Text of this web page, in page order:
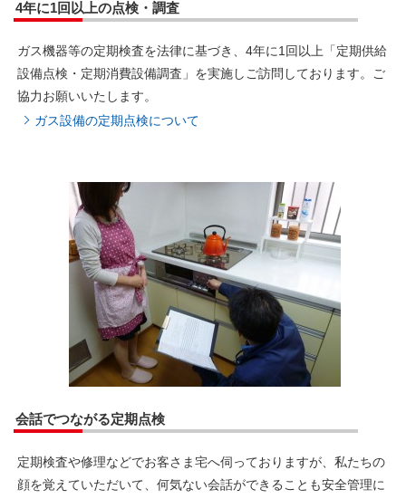
4年に1回以上の点検・調査
ガス機器等の定期検査を法律に基づき、4年に1回以上「定期供給
設備点検・定期消費設備調査」を実施しご訪問しております。ご
協力お願いいたします。
ガス設備の定期点検について
会話でつながる定期点検
定期検査や修理などでお客さま宅へ伺っておりますが、私たちの
顔を覚えていただいて、何気ない会話ができることも安全管理に